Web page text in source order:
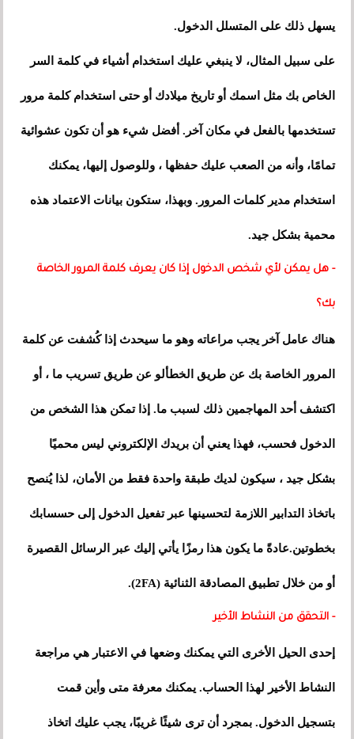
يسهل ذلك على المتسلل الدخول.
على سبيل المثال، لا ينبغي عليك استخدام أشياء في كلمة السر
الخاص بك مثل اسمك أو تاريخ ميلادك أو حتى استخدام كلمة مرور
تستخدمها بالفعل في مكان آخر. أفضل شيء هو أن تكون عشوائية
تمامًا، وأنه من الصعب عليك حفظها ، وللوصول إليها، يمكنك
استخدام مدير كلمات المرور. وبهذا، ستكون بيانات الاعتماد هذه
محمية بشكل جيد.
- هل يمكن لأي شخص الدخول إذا كان يعرف كلمة المرور الخاصة
بك؟
هناك عامل آخر يجب مراعاته وهو ما سيحدث إذا كُشفت عن كلمة
المرور الخاصة بك عن طريق الخطألو عن طريق تسريب ما ، أو
اكتشف أحد المهاجمين ذلك لسبب ما. إذا تمكن هذا الشخص من
الدخول فحسب، فهذا يعني أن بريدك الإلكتروني ليس محميًا
بشكل جيد ، سيكون لديك طبقة واحدة فقط من الأمان، لذا يُنصح
باتخاذ التدابير اللازمة لتحسينها عبر تفعيل الدخول إلى حسسابك
بخطوتين.عادةً ما يكون هذا رمزًا يأتي إليك عبر الرسائل القصيرة
أو من خلال تطبيق المصادقة الثنائية (2FA).
- التحقق من النشاط الأخير
إحدى الحيل الأخرى التي يمكنك وضعها في الاعتبار هي مراجعة
النشاط الأخير لهذا الحساب. يمكنك معرفة متى وأين قمت
بتسجيل الدخول. بمجرد أن ترى شيئًا غريبًا، يجب عليك اتخاذ